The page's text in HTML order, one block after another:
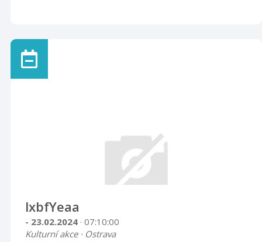
lxbfYeaa
- 23.02.2024 · 07:10:00
Kulturní akce · Ostrava